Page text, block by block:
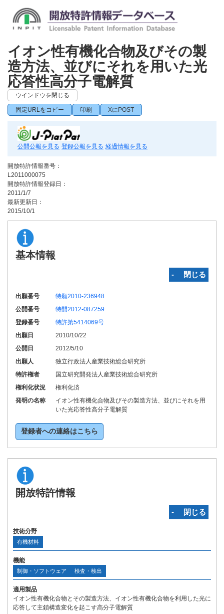
イオン性有機化合物及びその製
造方法、並びにそれを用いた光
応答性高分子電解質
ウインドウを閉じる
固定URLをコピー 印刷 XにPOST
公開公報を見る 登録公報を見る 経過情報を見る
開放特許情報番号：
L2011000075
開放特許情報登録日：
2011/1/7
最新更新日：
2015/10/1
基本情報
‐ 閉じる
出願番号
特願2010-236948
公開番号
特開2012-087259
登録番号
特許第5414069号
出願日
2010/10/22
公開日
2012/5/10
出願人
独立行政法人産業技術総合研究所
特許権者
国立研究開発法人産業技術総合研究所
権利化状況
権利化済
発明の名称
イオン性有機化合物及びその製造方法、並びにそれを用
いた光応答性高分子電解質
登録者への連絡はこちら
開放特許情報
‐ 閉じる
技術分野
有機材料
機能
制御・ソフトウェア 検査・検出
適用製品
イオン性有機化合物とその製造方法、イオン性有機化合物を利用した光に
応答して主鎖構造変化を起こす高分子電解質